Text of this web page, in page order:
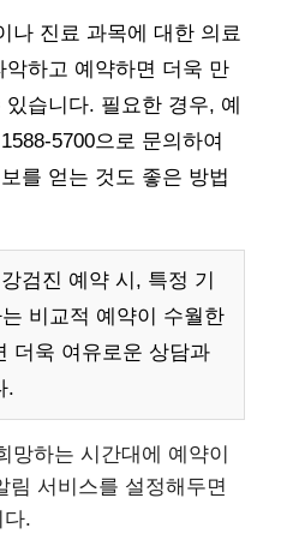
나 진료 과목에 대한 의료
하고 예약하면 더욱 만
습니다. 필요한 경우, 예
5700으로 문의하여
를 얻는 것도 좋은 방법
검진 예약 시, 특정 기
비교적 예약이 수월한
더욱 여유로운 상담과
.
망하는 시간대에 예약이
림 서비스를 설정해두면
.